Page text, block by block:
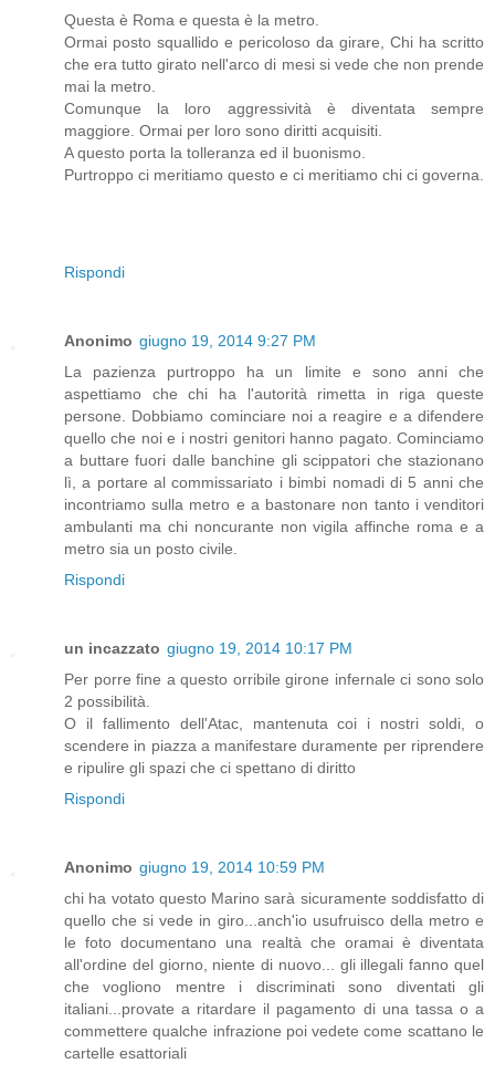
Questa è Roma e questa è la metro.
Ormai posto squallido e pericoloso da girare, Chi ha scritto
che era tutto girato nell'arco di mesi si vede che non prende
mai la metro.
Comunque la loro aggressività è diventata sempre
maggiore. Ormai per loro sono diritti acquisiti.
A questo porta la tolleranza ed il buonismo.
Purtroppo ci meritiamo questo e ci meritiamo chi ci governa.
Rispondi
Anonimo giugno 19, 2014 9:27 PM
La pazienza purtroppo ha un limite e sono anni che
aspettiamo che chi ha l'autorità rimetta in riga queste
persone. Dobbiamo cominciare noi a reagire e a difendere
quello che noi e i nostri genitori hanno pagato. Cominciamo
a buttare fuori dalle banchine gli scippatori che stazionano
lì, a portare al commissariato i bimbi nomadi di 5 anni che
incontriamo sulla metro e a bastonare non tanto i venditori
ambulanti ma chi noncurante non vigila affinche roma e a
metro sia un posto civile.
Rispondi
un incazzato giugno 19, 2014 10:17 PM
Per porre fine a questo orribile girone infernale ci sono solo
2 possibilità.
O il fallimento dell'Atac, mantenuta coi i nostri soldi, o
scendere in piazza a manifestare duramente per riprendere
e ripulire gli spazi che ci spettano di diritto
Rispondi
Anonimo giugno 19, 2014 10:59 PM
chi ha votato questo Marino sarà sicuramente soddisfatto di
quello che si vede in giro...anch'io usufruisco della metro e
le foto documentano una realtà che oramai è diventata
all'ordine del giorno, niente di nuovo... gli illegali fanno quel
che vogliono mentre i discriminati sono diventati gli
italiani...provate a ritardare il pagamento di una tassa o a
commettere qualche infrazione poi vedete come scattano le
cartelle esattoriali